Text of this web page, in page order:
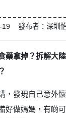
19 發布者：深圳
藥拿掉？拆解大
，發現自己意外
好做媽媽，有啲